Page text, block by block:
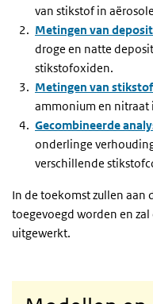
van stikstof in
Metingen van
droge en natte
stikstofoxiden.
Metingen van
ammonium en nitraat
Gecombineerde
onderlinge
verschillende
In de toekomst zullen aan
toegevoegd worden en
uitgewerkt.